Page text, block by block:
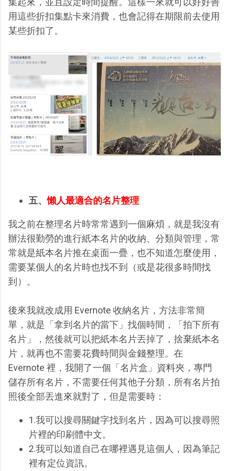
用這些折扣集點卡來消費，也會記得在期限前去使用
某些折扣了。
五、懶人最適合的名片整理
我之前在整理名片時常常遇到一個麻煩，就是我沒有
辦法很勤勞的進行紙本名片的收納、分類與管理，常
常就是紙本名片推在桌面一疊，也不知道怎麼使用，
需要某個人的名片時也找不到（或是花很多時間找
到）。
後來我就改成用 Evernote 收納名片，方法非常簡
單，就是「拿到名片的當下」找個時間，「拍下所有
名片」，然後就可以把紙本名片丟掉了，捨棄紙本名
片，就再也不需要花費時間與金錢整理。在
Evernote 裡，我開了一個「名片盒」資料夾，專門
儲存所有名片，不需要任何其他子分類，所有名片拍
照後全部丟進來就對了，但是需要時：
1.我可以搜尋關鍵字找到名片，因為可以搜尋照
片裡的印刷體中文。
2.我可以知道自己在哪裡遇見這個人，因為筆記
裡有定位資訊。